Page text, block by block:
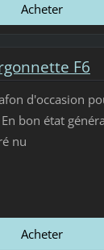
F6
d'occasion
bon état
nu